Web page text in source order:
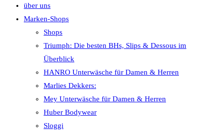
über uns
Marken-Shops
Shops
Triumph: Die besten BHs, Slips & Dessous im
Überblick
HANRO Unterwäsche für Damen & Herren
Marlies Dekkers:
Mey Unterwäsche für Damen & Herren
Huber Bodywear
Sloggi